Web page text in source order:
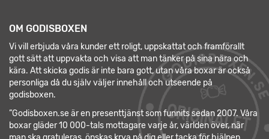
OM GODISBOXEN
Vi vill erbjuda våra kunder ett roligt, uppskattat och framförallt
gott sätt att uppvakta och visa att man tänker på sina nära och
kära. Att skicka godis är inte bara gott, utan våra boxar är också
personliga då du själv väljer innehåll och utseende på
godisboxen.
”Godisboxen.se är en presenttjänst som funnits sedan 2007. Våra
boxar gläder 10 000-tals mottagare varje år, världen över, när